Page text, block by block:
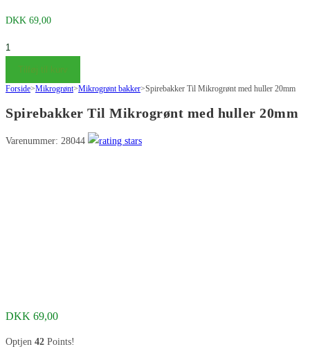
DKK 69,00
Spirebakker
Mikrogrønt
huller
Tilføj til kurv
Forside>Mikrogrønt>Mikrogrønt bakker>Spirebakker Til Mikrogrønt med huller 20mm
Spirebakker Til Mikrogrønt med huller 20mm
Varenummer: 28044
DKK 69,00
Optjen 42 Points!